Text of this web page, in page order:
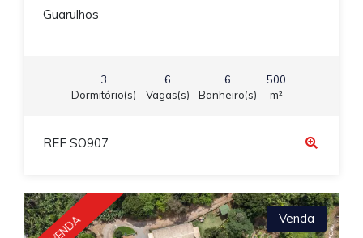
Guarulhos
3
Dormitório(s)
6
Vagas(s)
6
Banheiro(s)
500
m²
REF SO907
VENDA Venda